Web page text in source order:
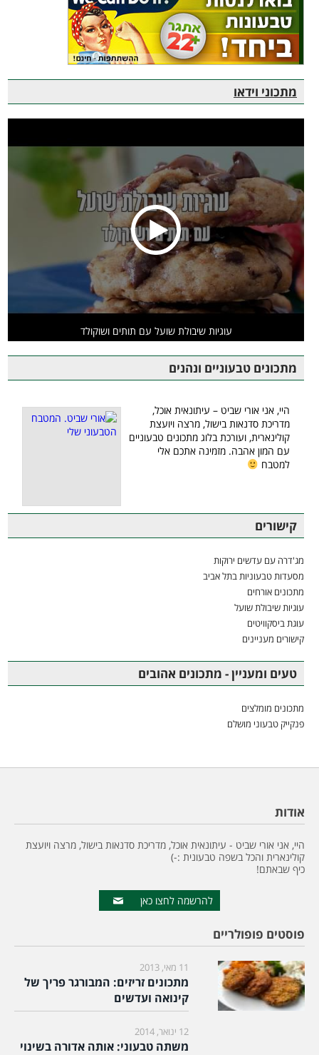
מתכוני וידאו
עוגיות שיבולת שועל עם תותים ושוקולד
מתכונים טבעוניים ונהנים
היי, אני אורי שביט – עיתונאית אוכל,
מדריכת סדנאות בישול, מרצה ויועצת
קולינארית, ועורכת בלוג מתכונים טבעוניים
עם המון אהבה. מזמינה אתכם אלי
למטבח
קישורים
מג'דרה עם עדשים ירוקות
מסעדות טבעוניות בתל אביב
מתכונים אורחים
עוגיות שיבולת שועל
עוגת ביסקוויטים
קישורים מעניינים
טעים ומעניין - מתכונים אהובים
מתכונים מומלצים
פנקייק טבעוני מושלם
אודות
היי, אני אורי שביט - עיתונאית אוכל, מדריכת סדנאות בישול, מרצה ויועצת
קולינארית והכל בשפה טבעונית :-)
כיף שבאתם!
להרשמה לחצו כאן
פוסטים פופולריים
11 מאי, 2013
מתכונים זריזים: המבורגר פריך של
קינואה ועדשים
12 ינואר, 2014
משתה טבעוני: אותה אדורה בשינוי